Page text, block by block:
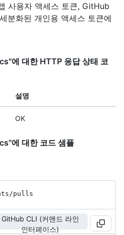
사용자 액세스 토큰, GitHub
분화된 개인용 액세스 토큰에
에 대한 HTTP 응답 상태 코
설명
OK
에 대한 코드 샘플
pulls
GitHub CLI (커맨드 라인
인터페이스)